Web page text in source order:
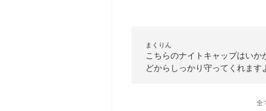
まくりん
こちらのナイトキャップはい
どからしっかり守ってくれます
全